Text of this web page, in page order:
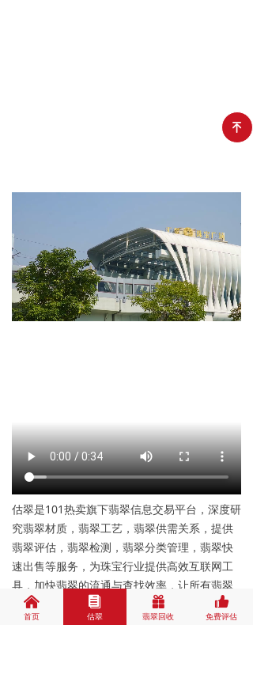
估翠是101热卖旗下翡翠信息交易平台，深度研
究翡翠材质，翡翠工艺，翡翠供需关系，提供
翡翠评估，翡翠检测，翡翠分类管理，翡翠快
速出售等服务，为珠宝行业提供高效互联网工
具，加快翡翠的流通与查找效率，让所有翡翠
记录在册，标定翡翠相关数据与分类，提供行
业大数据支持。
녠
낀
首页
뀴
估翠
끣
翡翠回收
뀗
免费评估